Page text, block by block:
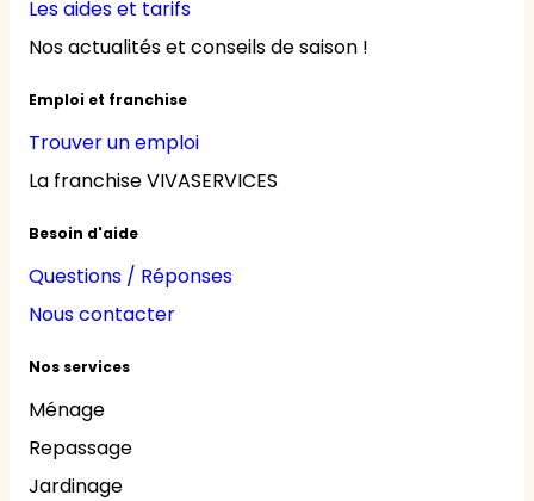
Les aides et tarifs
Nos actualités et conseils de saison !
Emploi et franchise
Trouver un emploi
La franchise VIVASERVICES
Besoin d'aide
Questions / Réponses
Nous contacter
Nos services
Ménage
Repassage
Jardinage